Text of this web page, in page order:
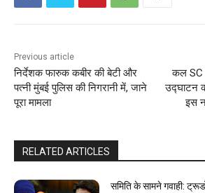
Previous article
निर्देशक फारुक कबीर की बेटी और
पत्नी मुंबई पुलिस की निगरानी में, जाने
पूरा मामला
कल SC
उद्घाटन
इस
RELATED ARTICLES
समिति के सामने गवाही: